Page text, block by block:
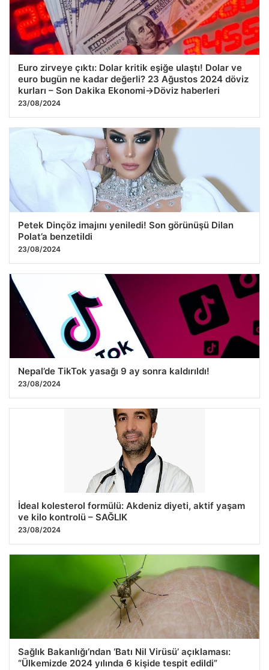
Euro zirveye çıktı: Dolar kritik eşiğe ulaştı! Dolar ve
euro bugün ne kadar değerli? 23 Ağustos 2024 döviz
kurları – Son Dakika Ekonomi->Döviz haberleri
23/08/2024
Petek Dinçöz imajını yeniledi! Son görünüşü Dilan
Polat’a benzetildi
23/08/2024
Nepal’de TikTok yasağı 9 ay sonra kaldırıldı!
23/08/2024
İdeal kolesterol formülü: Akdeniz diyeti, aktif yaşam
ve kilo kontrolü – SAĞLIK
23/08/2024
Sağlık Bakanlığı’ndan ‘Batı Nil Virüsü’ açıklaması:
“Ülkemizde 2024 yılında 6 kişide tespit edildi”